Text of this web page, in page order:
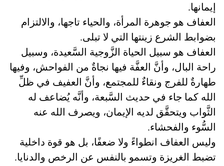
إيمانها.
العفاف هو جوهرة المرأة، والحياء تاجها، والالتزام
بضوابط الشرع زينتها التي لا تبلى.
العفاف هو سبيل الحياة الزَّوجية السَّعيدة، وسبيل
راحة البال، وأنَّ العفَّة فيها نجاةٌ من الفواحش، وفيها
طهارةٌ للفرج ونقاءٌ للمجتمع، وأنَّ العفيف في ظلِّ
الله كما جاء في حديث السَّبعة، وأنَّه يُضاعف له
الثَّواب ويتحقَّق لديه الإيمان، ويصرف الله عنه
السُّوء والفحشاء.
وليس العفاف انطواءً ولا ضعفًا، بل هو قوة داخلية
تضبط الغريزة وتسمو بالنفس عن الرخص والدنايا.